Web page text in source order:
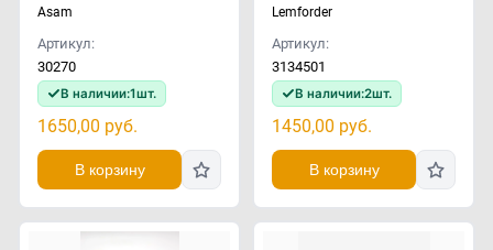
Asam
Артикул:
30270
В наличии:1шт.
1650,00 руб.
В корзину
Lemforder
Артикул:
3134501
В наличии:2шт.
1450,00 руб.
В корзину